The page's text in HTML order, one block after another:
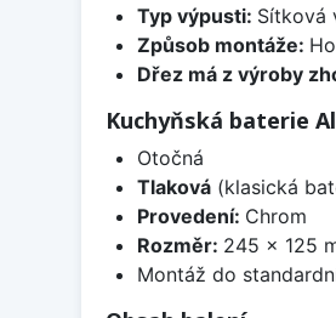
Typ výpusti: Sítková
Způsob montáže:
Dřez má z výroby
Kuchyňská baterie
Otočná
Tlaková(klasická
Provedení: Chrom
Rozměr: 245 x 125
Montáž do